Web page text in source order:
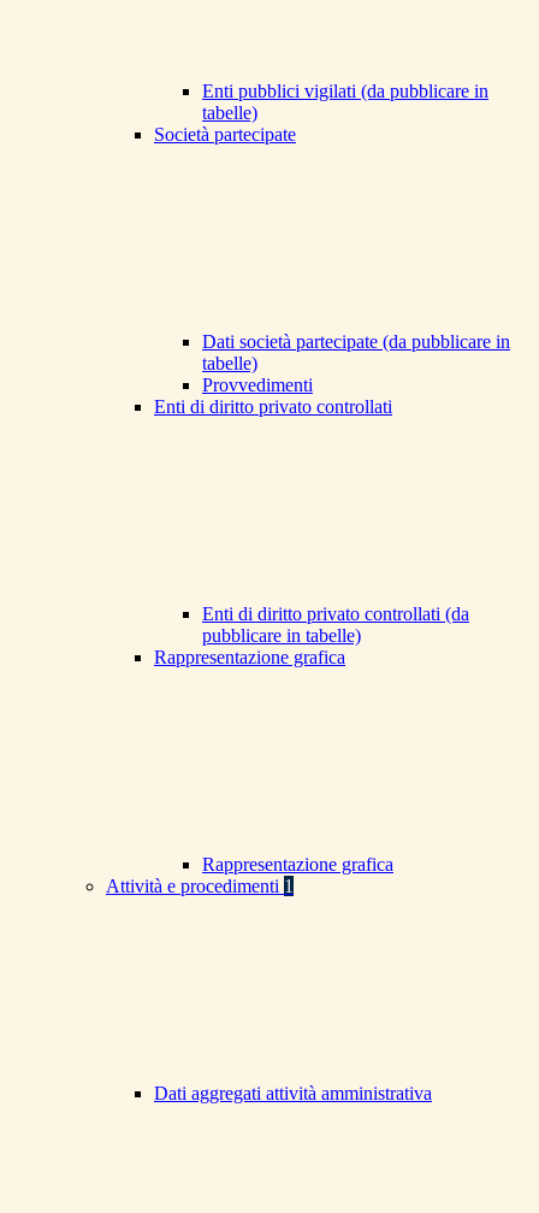
Enti pubblici vigilati (da pubblicare in
tabelle)
Società partecipate
Dati società partecipate (da pubblicare in
tabelle)
Provvedimenti
Enti di diritto privato controllati
Enti di diritto privato controllati (da
pubblicare in tabelle)
Rappresentazione grafica
Rappresentazione grafica
Attività e procedimenti 1
Dati aggregati attività amministrativa